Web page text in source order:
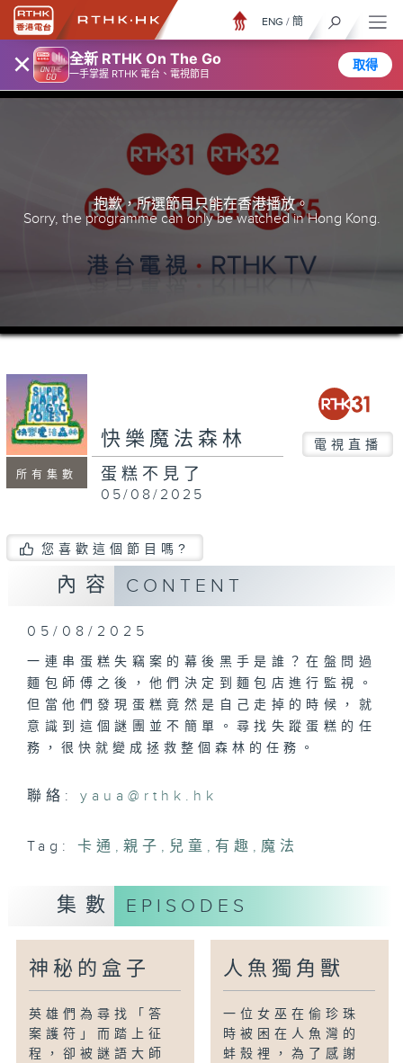
× 全新 RTHK On The Go
一手掌握 RTHK 電台、電視節目
取得
ENG / 簡
抱歉，所選節目只能在香港播放。
Sorry, the programme can only be watched in Hong Kong.
所有集數
快樂魔法森林 電視直播
蛋糕不見了
05/08/2025
您喜歡這個節目嗎?
內容 CONTENT
05/08/2025
一連串蛋糕失竊案的幕後黑手是誰？在盤問過
麵包師傅之後，他們決定到麵包店進行監視。
但當他們發現蛋糕竟然是自己走掉的時候，就
意識到這個謎團並不簡單。尋找失蹤蛋糕的任
務，很快就變成拯救整個森林的任務。
聯絡:yaua@rthk.hk
Tag: 卡通 ,親子 , 兒童 , 有趣 ,魔法
集數 EPISODES
神秘的盒子
英雄們為尋找「答
案護符」而踏上征
程，卻被謎語大師
人魚獨角獸
一位女巫在偷珍珠
時被困在人魚灣的
蚌殼裡，為了感謝